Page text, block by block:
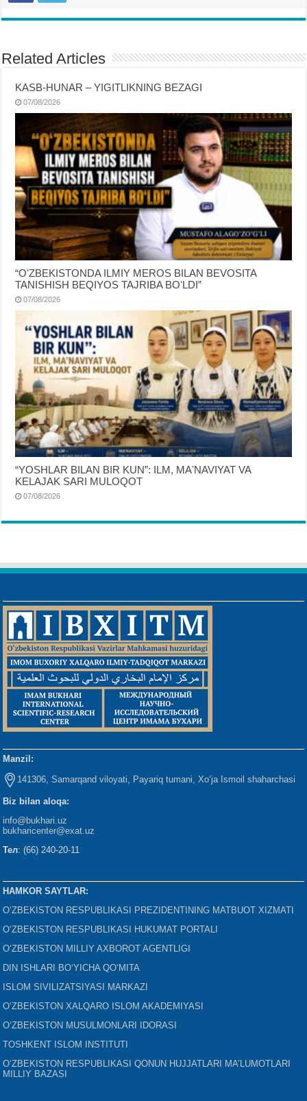
Related Articles
KASB-HUNAR – YIGITLIKNING BEZAGI
07/08/2026
“OʻZBEKISTONDA ILMIY MEROS BILAN BEVOSITA
TANISHISH BEQIYOS TAJRIBA BOʻLDI”
07/08/2026
“YOSHLAR BILAN BIR KUN”: ILM, MAʼNAVIYAT VA
KELAJAK SARI MULOQOT
07/08/2026
Manzil:
141306, Samarqand viloyati, Payariq tumani, Xo‘ja Ismoil shaharchasi
Biz bilan aloqa:
info@bukhari.uz
bukharicenter@exat.uz
Тел: (66) 240-20-11
HAMKOR SAYTLAR:
O‘ZBEKISTON RESPUBLIKASI PREZIDENTINING MATBUOT XIZMATI
O‘ZBEKISTON RESPUBLIKASI HUKUMAT PORTALI
O‘ZBEKISTON MILLIY AXBOROT AGENTLIGI
DIN ISHLARI BO‘YICHA QO‘MITA
ISLOM SIVILIZATSIYASI MARKAZI
O‘ZBEKISTON XALQARO ISLOM AKADEMIYASI
O‘ZBEKISTON MUSULMONLARI IDORASI
TOSHKENT ISLOM INSTITUTI
O‘ZBEKISTON RESPUBLIKASI QONUN HUJJATLARI MA’LUMOTLARI
MILLIY BAZASI